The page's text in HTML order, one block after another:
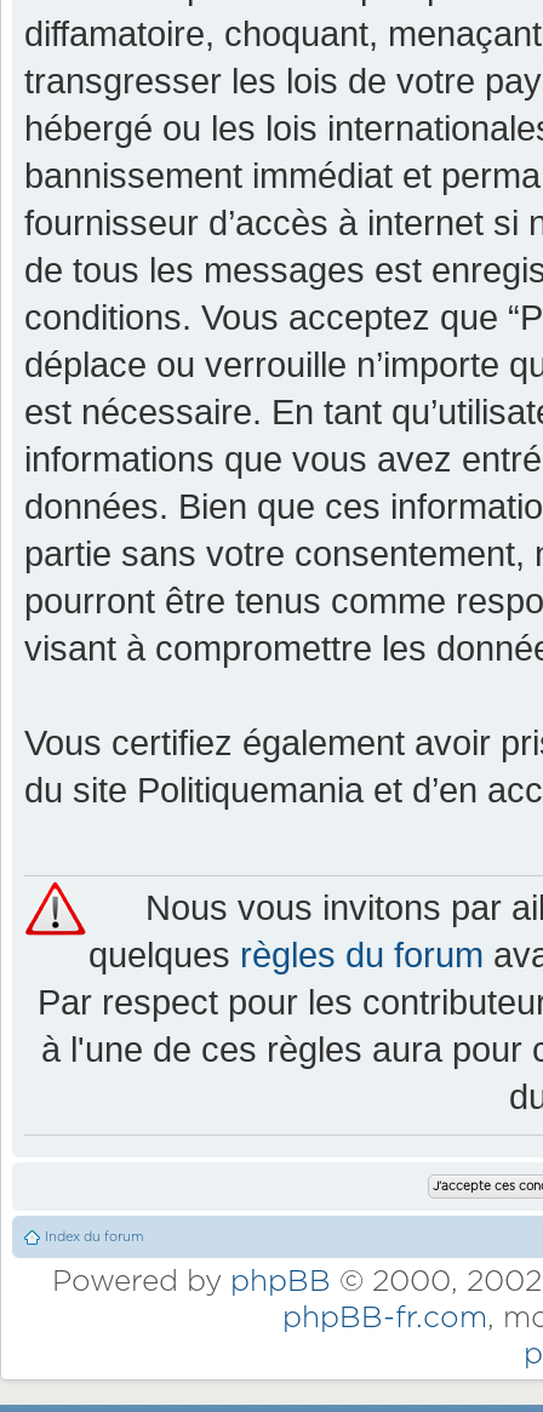
diffamatoire, choquant,
transgresser les lois de votre
hébergé ou les lois
bannissement immédiat et
fournisseur d’accès à internet si
de tous les messages est
conditions. Vous acceptez que
déplace ou verrouille n’importe
est nécessaire. En tant
informations que vous avez
données. Bien que ces
partie sans votre consentement,
pourront être tenus comme
visant à compromettre les
Vous certifiez également avoir
du site Politiquemania et d’en
Nous vous invitons par
quelques règles du forum
Par respect pour les
à l'une de ces règles aura pour
Index du forum
Powered by phpBB © 2000,
phpBB-fr.com,